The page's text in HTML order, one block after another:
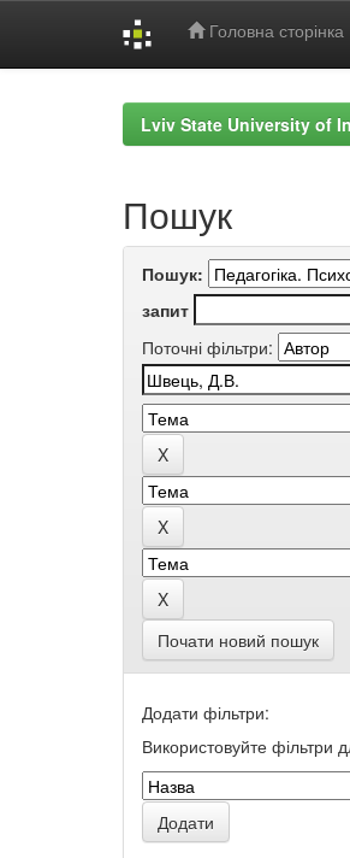
Головна сторінка
Lviv State University of
Пошук
Пошук:
запит
Поточні фільтри:
Почати новий пошук
Додати фільтри:
Використовуйте фільтри